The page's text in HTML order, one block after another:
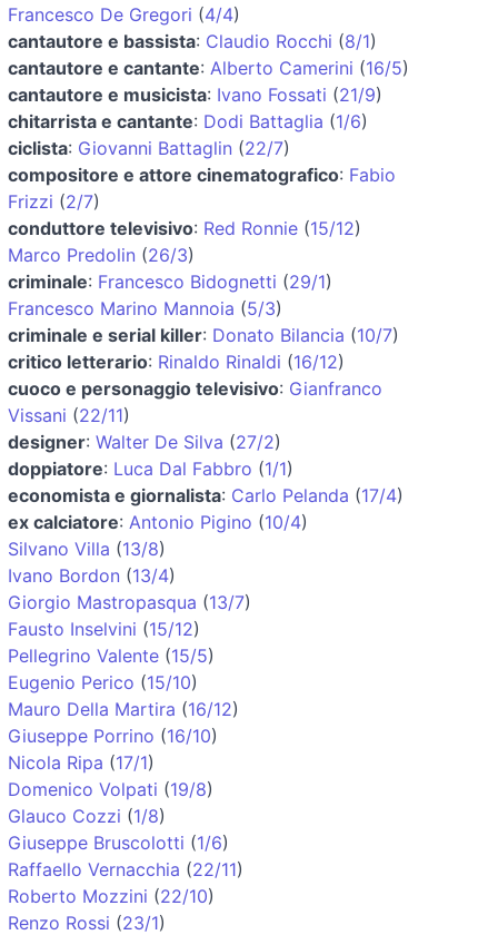
Francesco De Gregori (4/4)
cantautore e bassista: Claudio Rocchi (8/1)
cantautore e cantante: Alberto Camerini (16/5)
cantautore e musicista: Ivano Fossati (21/9)
chitarrista e cantante: Dodi Battaglia (1/6)
ciclista: Giovanni Battaglin (22/7)
compositore e attore cinematografico: Fabio
Frizzi (2/7)
conduttore televisivo: Red Ronnie (15/12)
Marco Predolin (26/3)
criminale: Francesco Bidognetti (29/1)
Francesco Marino Mannoia (5/3)
criminale e serial killer: Donato Bilancia (10/7)
critico letterario: Rinaldo Rinaldi (16/12)
cuoco e personaggio televisivo: Gianfranco
Vissani (22/11)
designer: Walter De Silva (27/2)
doppiatore: Luca Dal Fabbro (1/1)
economista e giornalista: Carlo Pelanda (17/4)
ex calciatore: Antonio Pigino (10/4)
Silvano Villa (13/8)
Ivano Bordon (13/4)
Giorgio Mastropasqua (13/7)
Fausto Inselvini (15/12)
Pellegrino Valente (15/5)
Eugenio Perico (15/10)
Mauro Della Martira (16/12)
Giuseppe Porrino (16/10)
Nicola Ripa (17/1)
Domenico Volpati (19/8)
Glauco Cozzi (1/8)
Giuseppe Bruscolotti (1/6)
Raffaello Vernacchia (22/11)
Roberto Mozzini (22/10)
Renzo Rossi (23/1)